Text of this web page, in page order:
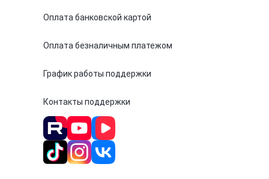
Оплата банковской картой
Оплата безналичным платежом
График работы поддержки
Контакты поддержки